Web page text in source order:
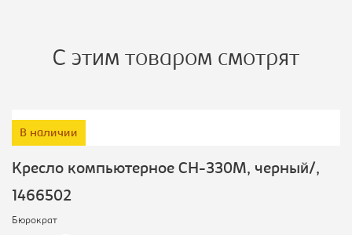
С этим товаром смотрят
В наличии
Кресло компьютерное CH-330M, черный/,
1466502
Бюрократ